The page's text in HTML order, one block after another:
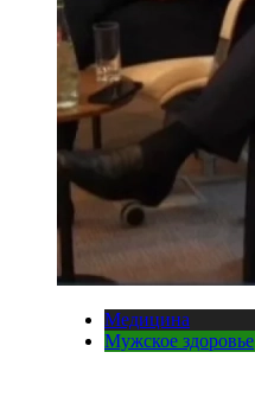
Медицина
Мужское здоровье